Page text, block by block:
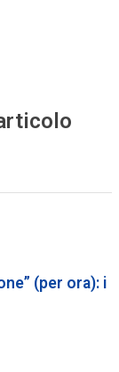
(per ora): i